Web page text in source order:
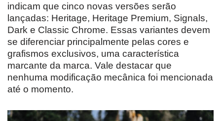
indicam que cinco novas versões serão
lançadas: Heritage, Heritage Premium, Signals,
Dark e Classic Chrome. Essas variantes devem
se diferenciar principalmente pelas cores e
grafismos exclusivos, uma característica
marcante da marca. Vale destacar que
nenhuma modificação mecânica foi mencionada
até o momento.